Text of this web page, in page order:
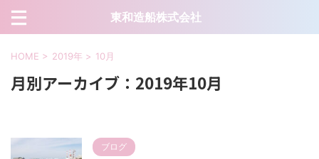
東和造船株式会社
HOME > 2019年 > 10月
月別アーカイブ：2019年10月
ブログ